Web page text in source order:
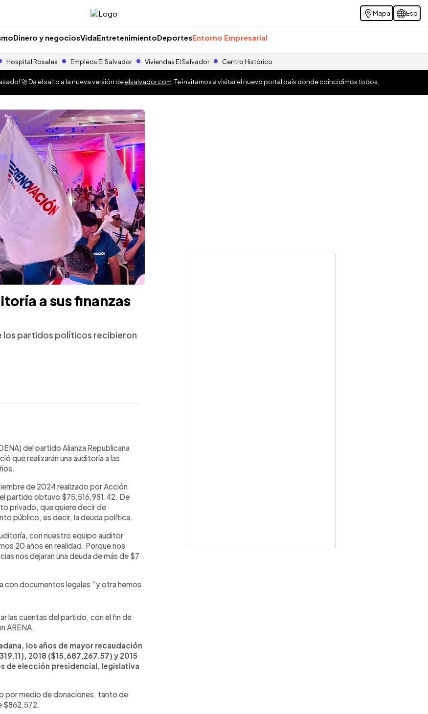
Mapa Esp
Dinero y negociosVidaEntretenimientoDeportesEntorno Empresarial
Hospital Rosales Empleos El Salvador Viviendas El Salvador Centro Histórico
🚀 Da el salto a la nueva versión deelsalvador.com . Te invitamos a visitar el nuevo portal país donde coincidimos todos.
a sus finanzas
los partidos políticos recibieron
del partido Alianza Republicana
que realizarán una auditoría a las
de 2024 realizado por Acción
partido obtuvo $75,516,981.42. De
privado, que quiere decir de
público, es decir, la deuda política.
con nuestro equipo auditor
20 años en realidad. Porque nos
nos dejaran una deuda de más de $7
con documentos legales “y otra hemos
las cuentas del partido, con el fin de
ARENA.
los años de mayor recaudación
2018 ($15,687,267.57) y 2015
de elección presidencial, legislativa
por medio de donaciones, tanto de
$862,572.